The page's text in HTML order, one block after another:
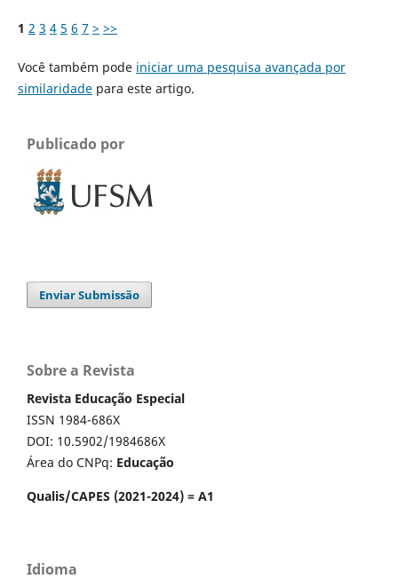
1 2 3 4 5 6 7 > >>
Você também pode iniciar uma pesquisa avançada por
similaridadepara este artigo.
Publicado por
Enviar Submissão
Sobre a Revista
Revista Educação Especial
ISSN 1984-686X
DOI: 10.5902/1984686X
Área do CNPq: Educação
Qualis/CAPES (2021-2024) = A1
Idioma